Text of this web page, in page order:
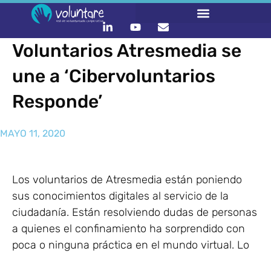
Voluntarios Atresmedia se
une a ‘Cibervoluntarios
Responde’
MAYO 11, 2020
Los voluntarios de Atresmedia están poniendo
sus conocimientos digitales al servicio de la
ciudadanía. Están resolviendo dudas de personas
a quienes el confinamiento ha sorprendido con
poca o ninguna práctica en el mundo virtual. Lo